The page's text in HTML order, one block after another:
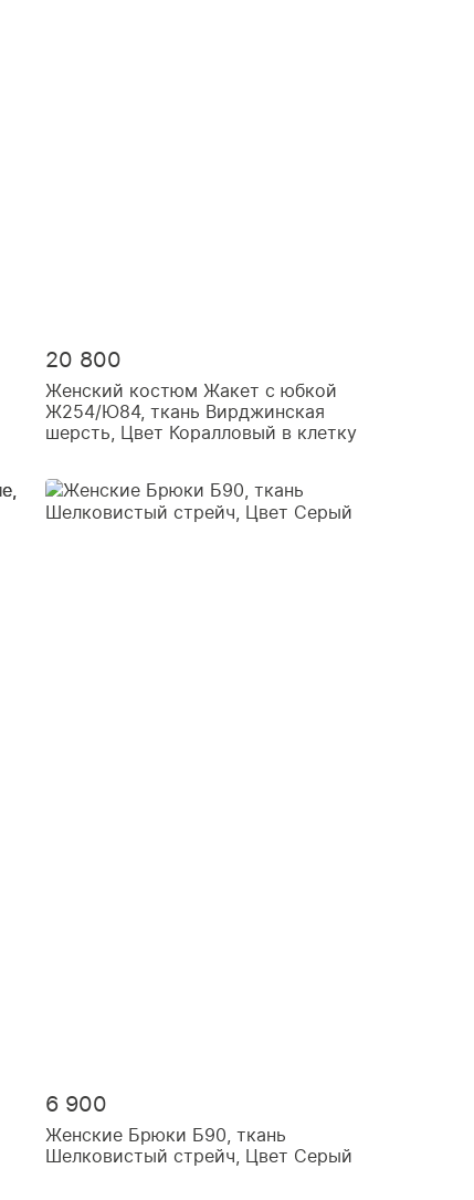
20 800
Женский костюм Жакет с юбкой
Ж254/Ю84, ткань Вирджинская
шерсть, Цвет Коралловый в клетку
6 900
Женские Брюки Б90, ткань
Шелковистый стрейч, Цвет Серый